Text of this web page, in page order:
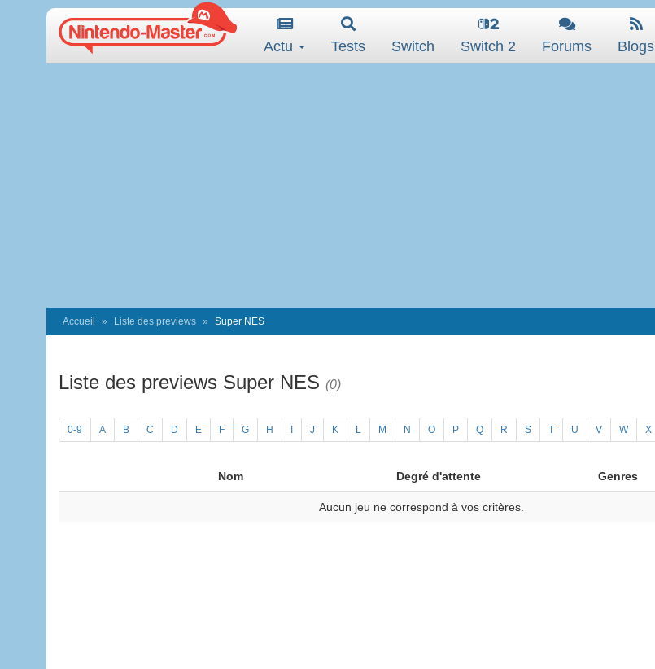
Actu Tests Switch Switch 2 Forums Blogs
Accueil Liste des previews Super NES
Liste des previews Super NES (0)
0-9 A B C D E F G H J K L M N O P Q R S T U V W X
Nom Degré d'attente Genres
Aucun jeu ne correspond à vos critères.